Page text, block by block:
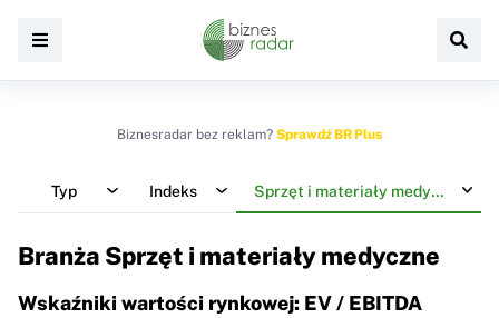
Biznesradar bez reklam? Sprawdź BR Plus
Typ Indeks Sprzęt i materiały medyczne
Branża Sprzęt i materiały medyczne
Wskaźniki wartości rynkowej: EV / EBITDA